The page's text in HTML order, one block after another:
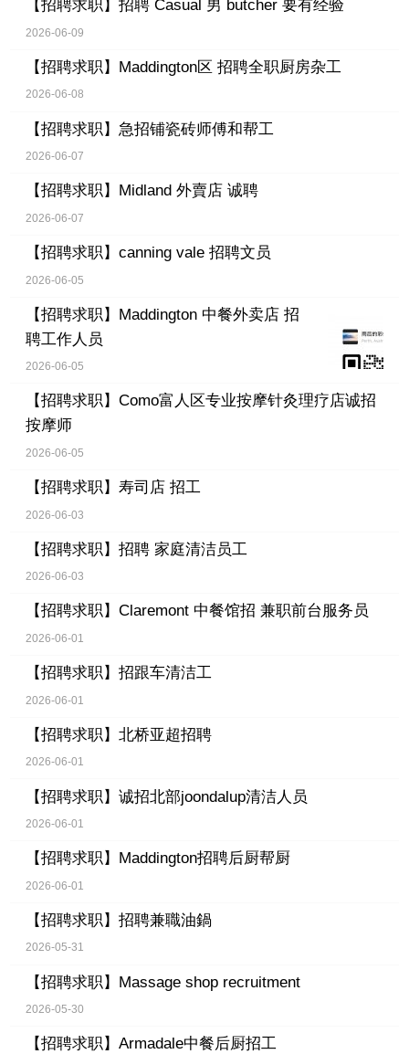
【招聘求职】 招聘 Casual 男 butcher 要有经验
2026-06-09
【招聘求职】 Maddington区 招聘全职厨房杂工
2026-06-08
【招聘求职】 急招铺瓷砖师傅和帮工
2026-06-07
【招聘求职】 Midland 外賣店 诚聘
2026-06-07
【招聘求职】 canning vale 招聘文员
2026-06-05
【招聘求职】 Maddington 中餐外卖店 招
聘工作人员
2026-06-05
【招聘求职】 Como富人区专业按摩针灸理疗店诚招
按摩师
2026-06-05
【招聘求职】 寿司店 招工
2026-06-03
【招聘求职】 招聘 家庭清洁员工
2026-06-03
【招聘求职】 Claremont 中餐馆招 兼职前台服务员
2026-06-01
【招聘求职】 招跟车清洁工
2026-06-01
【招聘求职】 北桥亚超招聘
2026-06-01
【招聘求职】 诚招北部joondalup清洁人员
2026-06-01
【招聘求职】 Maddington招聘后厨帮厨
2026-06-01
【招聘求职】 招聘兼職油鍋
2026-05-31
【招聘求职】 Massage shop recruitment
2026-05-30
【招聘求职】 Armadale中餐后厨招工